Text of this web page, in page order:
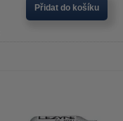
Přidat do košíku